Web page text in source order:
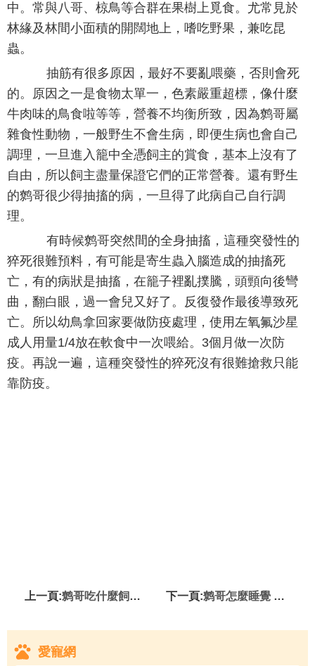
中。常與八哥、椋鳥等合群在果樹上覓食。尤常見於
林緣及林間小面積的開闊地上，嗜吃野果，兼吃昆
蟲。
抽筋有很多原因，最好不要亂喂藥，否則會死
的。原因之一是食物太單一，色素嚴重超標，像什麼
牛肉味的鳥食啦等等，營養不均衡所致，因為鹩哥屬
雜食性動物，一般野生不會生病，即便生病也會自己
調理，一旦進入籠中全憑飼主的賞食，基本上沒有了
自由，所以飼主盡量保證它們的正常營養。還有野生
的鹩哥很少得抽搐的病，一旦得了此病自己自行調
理。
有時候鹩哥突然間的全身抽搐，這種突發性的
猝死很難預料，有可能是寄生蟲入腦造成的抽搐死
亡，有的病狀是抽搐，在籠子裡亂撲騰，頭頸向後彎
曲，翻白眼，過一會兒又好了。反復發作最後導致死
亡。所以幼鳥拿回家要做防疫處理，使用左氧氟沙星
成人用量1/4放在軟食中一次喂給。3個月做一次防
疫。再說一遍，這種突發性的猝死沒有很難搶救只能
靠防疫。
上一頁:鹩哥吃什麼飼料好 野外的鹩哥嗜吃野果 下一頁:鹩哥怎麼睡覺 准備根小木棍讓它站著
愛寵網